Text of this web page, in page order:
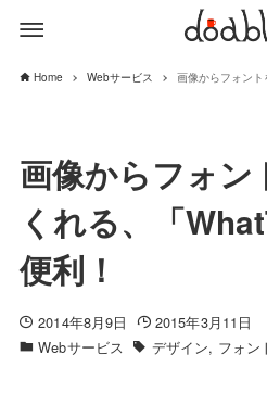
Home Webサービス 画像からフォン
画像からフォン
くれる、「
便利！
2014年8月9日
2015年3月11日
Webサービス
デザイン フォン